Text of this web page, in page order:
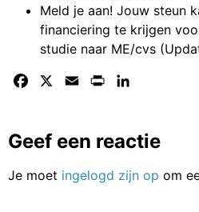
Meld je aan! Jouw steun
financiering te krijgen
studie naar ME/cvs
Facebook Email Print
Geef een reactie
Je moet ingelogd zijn op om